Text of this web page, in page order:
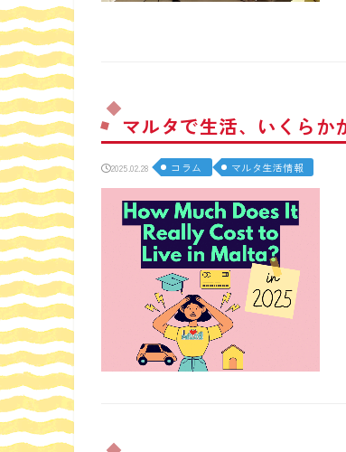
マルタで生活、いくら
2025.02.28 コラム マルタ生活情報